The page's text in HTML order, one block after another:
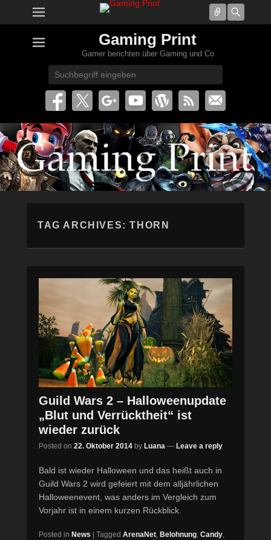
Connect
Gaming Print
Gamer berichten über Gaming und Co
TAG ARCHIVES:THORN
Guild Wars 2 – Halloweenupdate
„Blut und Verrücktheit“ ist
wieder zurück
Posted on 22. Oktober 2014 by Luana — Leave a reply
Bald ist wieder Halloween und das heißt auch in
Guild Wars 2 wird gefeiert mit dem alljährlichen
Halloweenevent, was anders im Vergleich zum
Vorjahr ist in einem kurzen Rückblick.
Posted in News | Tagged ArenaNet, Belohnung, Candy,